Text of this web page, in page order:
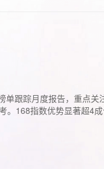
跟踪月度报告，重点关
。168指数优势显著超4